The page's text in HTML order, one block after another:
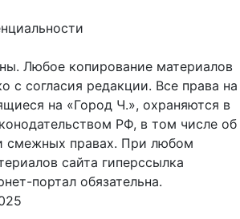
Любое копирование материалов
с согласия редакции. Все права на
на «Город Ч.», охраняются в
РФ, в том числе об
смежных правах. При любом
сайта гиперссылка
портал обязательна.